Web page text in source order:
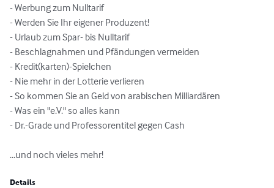
- Werbung zum Nulltarif
- Werden Sie Ihr eigener Produzent!
- Urlaub zum Spar- bis Nulltarif
- Beschlagnahmen und Pfändungen vermeiden
- Kredit(karten)-Spielchen
- Nie mehr in der Lotterie verlieren
- So kommen Sie an Geld von arabischen Milliardären
- Was ein "e.V." so alles kann
- Dr.-Grade und Professorentitel gegen Cash
...und noch vieles mehr!
Details